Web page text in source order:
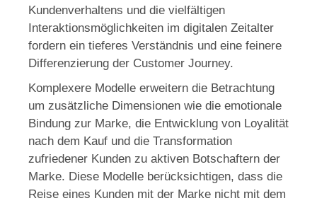
Kundenverhaltens und die vielfältigen
Interaktionsmöglichkeiten im digitalen Zeitalter
fordern ein tieferes Verständnis und eine feinere
Differenzierung der Customer Journey.
Komplexere Modelle erweitern die Betrachtung
um zusätzliche Dimensionen wie die emotionale
Bindung zur Marke, die Entwicklung von Loyalität
nach dem Kauf und die Transformation
zufriedener Kunden zu aktiven Botschaftern der
Marke. Diese Modelle berücksichtigen, dass die
Reise eines Kunden mit der Marke nicht mit dem